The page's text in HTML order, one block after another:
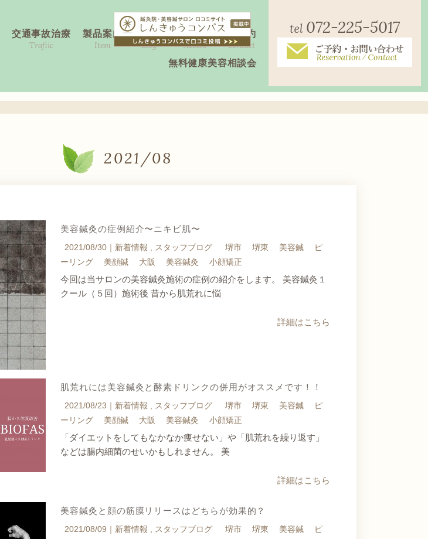
交通事故治療
Trafiic
製品案内
Item
ブログ
Blog
店舗案内
Access
ご予約
Contact
無料健康美容相談会
072-225-5017
2021/08
美容鍼灸の症例紹介〜ニキビ肌〜
2021/08/30｜ 新着情報 スタッフブログ 堺市 堺東 美容鍼
ピ
ーリング
美顔鍼 大阪 美容鍼灸 小顔矯正
今回は当サロンの美容鍼灸施術の症例の紹介をします。 美容鍼灸１
クール（５回）施術後 昔から肌荒れに悩
詳細はこちら
肌荒れには美容鍼灸と酵素ドリンクの併用がオススメです！！
2021/08/23｜ 新着情報 スタッフブログ 堺市 堺東 美容鍼
ピ
ーリング
美顔鍼 大阪 美容鍼灸 小顔矯正
「ダイエットをしてもなかなか痩せない」や「肌荒れを繰り返す」
などは腸内細菌のせいかもしれません。 美
詳細はこちら
美容鍼灸と顔の筋膜リリースはどちらが効果的？
2021/08/09｜ 新着情報 スタッフブログ 堺市 堺東 美容鍼
ピ